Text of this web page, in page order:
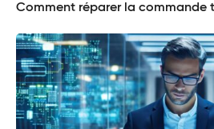
Comment réparer la commande